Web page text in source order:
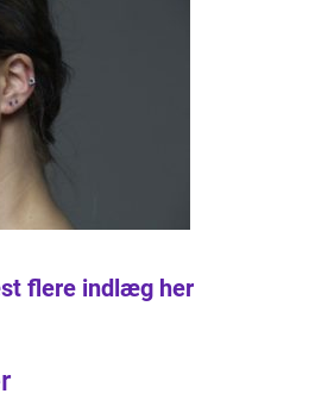
flere indlæg her